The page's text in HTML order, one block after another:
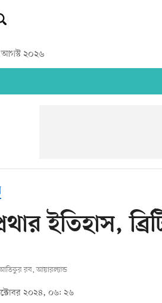
২০২৬
ইতিহাস,
রব, আয়ারল্যান্ড
২০২৪, ০৬: ২৬